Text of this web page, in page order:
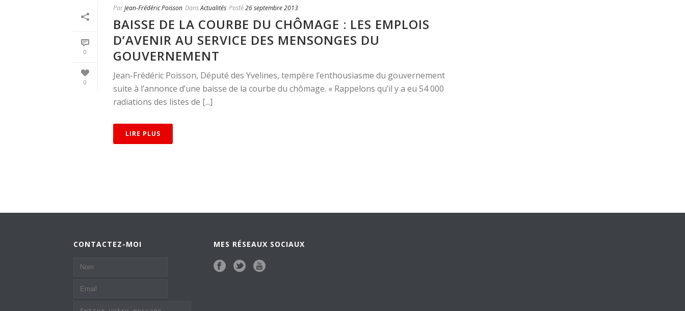
0
0
ParJean-Frédéric Poisson DansActualités Posté26 septembre 2013
BAISSE DE LA COURBE DU CHÔMAGE : LES EMPLOIS
D’AVENIR AU SERVICE DES MENSONGES DU
GOUVERNEMENT
Jean-Frédéric Poisson, Député des Yvelines, tempère l’enthousiasme du gouvernement
suite à l’annonce d’une baisse de la courbe du chômage. « Rappelons qu’il y a eu 54 000
radiations des listes de [...]
LIRE PLUS
CONTACTEZ-MOI MES RÉSEAUX SOCIAUX